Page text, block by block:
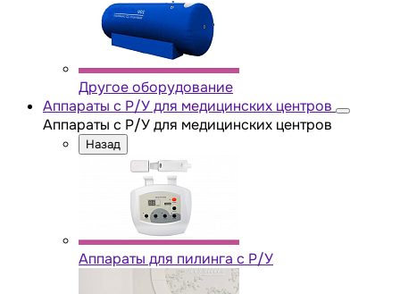
Другое оборудование
Аппараты с Р/У для медицинских центров
Аппараты с Р/У для медицинских центров
Назад
Аппараты для пилинга с Р/У